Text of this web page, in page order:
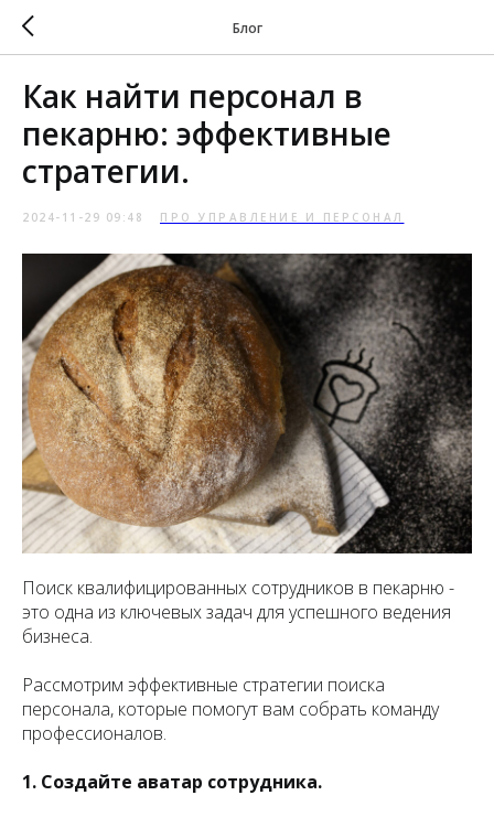
Блог
Как найти персонал в
пекарню: эффективные
стратегии.
2024-11-29 09:48 ПРО УПРАВЛЕНИЕ И ПЕРСОНАЛ
Поиск квалифицированных сотрудников в пекарню -
это одна из ключевых задач для успешного ведения
бизнеса.
Рассмотрим эффективные стратегии поиска
персонала, которые помогут вам собрать команду
профессионалов.
1. Создайте аватар сотрудника.